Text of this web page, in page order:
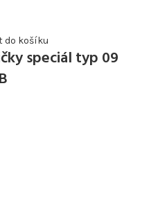
do košíku
speciál typ 09